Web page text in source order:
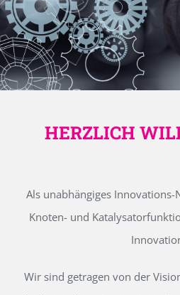
HERZLICH
Als unabhängiges
Knoten- und
Wir sind getragen von der